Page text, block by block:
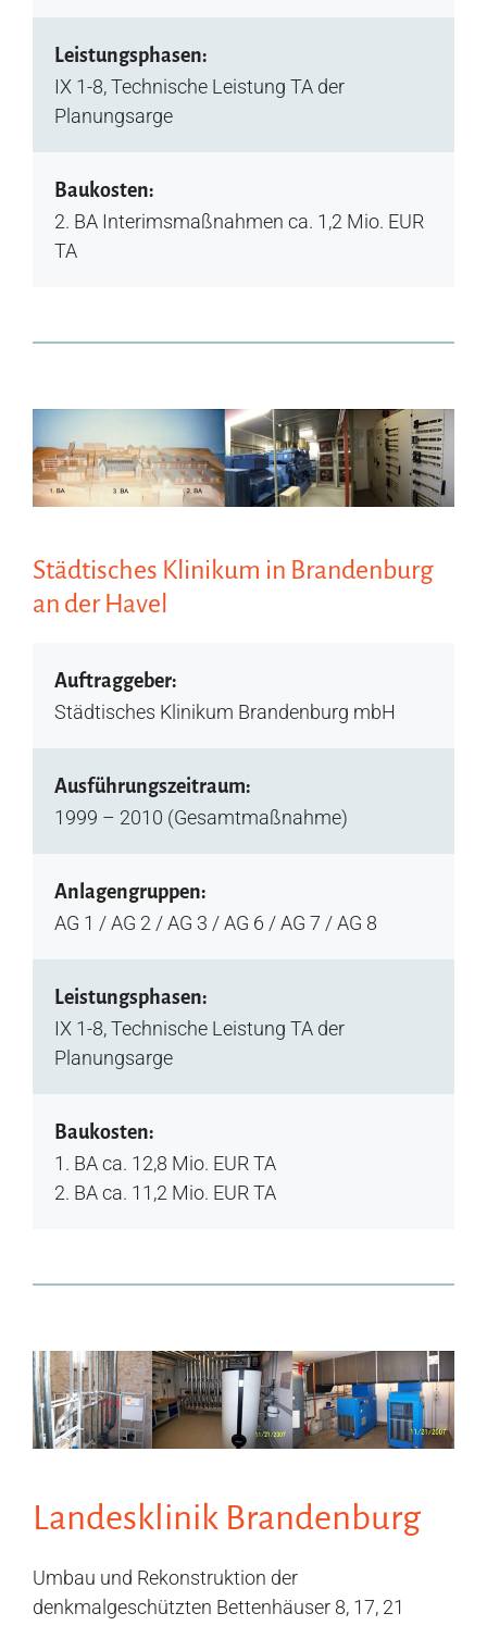
Leistungsphasen:
IX 1-8, Technische Leistung TA der
Planungsarge
Baukosten:
2. BA Interimsmaßnahmen ca. 1,2 Mio. EUR
TA
Städtisches Klinikum in Brandenburg
an der Havel
Auftraggeber:
Städtisches Klinikum Brandenburg mbH
Ausführungszeitraum:
1999 – 2010 (Gesamtmaßnahme)
Anlagengruppen:
AG 1 / AG 2 / AG 3 / AG 6 / AG 7 / AG 8
Leistungsphasen:
IX 1-8, Technische Leistung TA der
Planungsarge
Baukosten:
1. BA ca. 12,8 Mio. EUR TA
2. BA ca. 11,2 Mio. EUR TA
Landesklinik Brandenburg
Umbau und Rekonstruktion der
denkmalgeschützten Bettenhäuser 8, 17, 21